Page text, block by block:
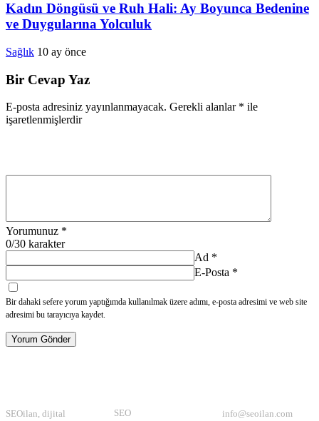
Kadın Döngüsü ve Ruh Hali: Ay Boyunca Bedenine
ve Duygularına Yolculuk
Sağlık 10 ay önce
Bir Cevap Yaz
E-posta adresiniz yayınlanmayacak. Gerekli alanlar * ile
işaretlenmişlerdir
Yorumunuz *
0/30 karakter
Ad *
E-Posta *
Bir dahaki sefere yorum yaptığımda kullanılmak üzere adımı, e-posta adresimi ve web site
adresimi bu tarayıcıya kaydet.
Yorum Gönder
SEOilan, dijital
SEO
info@seoilan.com